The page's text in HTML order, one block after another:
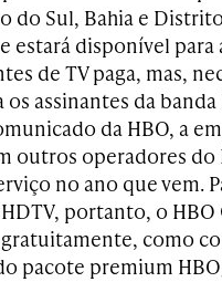
do Sul, Bahia e
estará disponível para
de TV paga, mas,
os assinantes da
da HBO, a
outros operadores do
no ano que vem.
portanto, o
como
pacote premium